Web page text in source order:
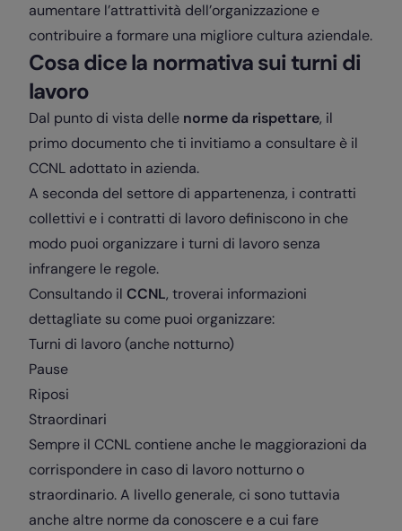
aumentare l’attrattività dell’organizzazione e
contribuire a formare una migliore cultura aziendale.
Cosa dice la normativa sui turni di
lavoro
Dal punto di vista delle norme da rispettare, il
primo documento che ti invitiamo a consultare è il
CCNL adottato in azienda.
A seconda del settore di appartenenza, i contratti
collettivi e i contratti di lavoro definiscono in che
modo puoi organizzare i turni di lavoro senza
infrangere le regole.
Consultando il CCNL, troverai informazioni
dettagliate su come puoi organizzare:
Turni di lavoro (anche notturno)
Pause
Riposi
Straordinari
Sempre il CCNL contiene anche le maggiorazioni da
corrispondere in caso di lavoro notturno o
straordinario. A livello generale, ci sono tuttavia
anche altre norme da conoscere e a cui fare